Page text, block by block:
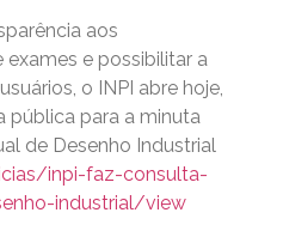
aos
e possibilitar a
o INPI abre hoje,
pública para a minuta
de Desenho Industrial
inpi-faz-consulta-
industrial/view